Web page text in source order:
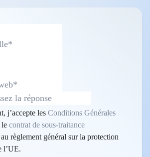
j’accepte lesConditions Générales
lecontrat de sous-traitance
règlement général sur la protection
l’UE.